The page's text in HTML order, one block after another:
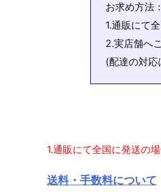
お求め方法
1.通販にて
2.実店舗へ
(配達の対応
1.通販にて全国に発送の
送料・手数料について